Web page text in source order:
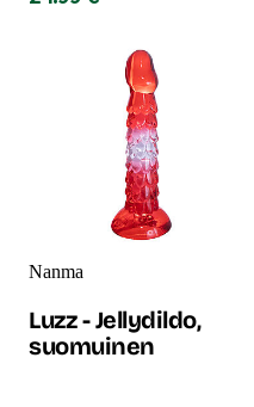
Nanma
Luzz - Jellydildo,
suomuinen